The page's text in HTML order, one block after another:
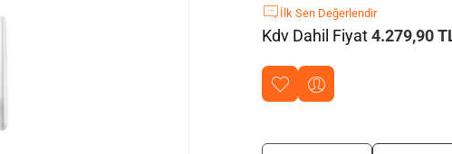
İlk Sen Değerlendir
Kdv Dahil Fiyat 4.279,90